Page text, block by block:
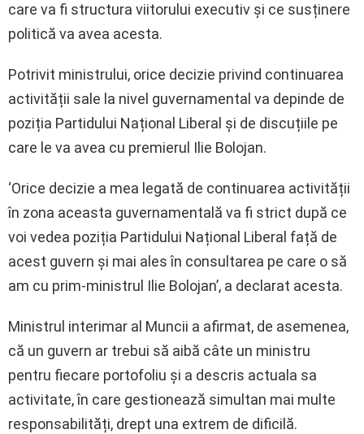
care va fi structura viitorului executiv și ce susținere
politică va avea acesta.
Potrivit ministrului, orice decizie privind continuarea
activității sale la nivel guvernamental va depinde de
poziția Partidului Național Liberal și de discuțiile pe
care le va avea cu premierul Ilie Bolojan.
‘Orice decizie a mea legată de continuarea activității
în zona aceasta guvernamentală va fi strict după ce
voi vedea poziția Partidului Național Liberal față de
acest guvern și mai ales în consultarea pe care o să
am cu prim-ministrul Ilie Bolojan’, a declarat acesta.
Ministrul interimar al Muncii a afirmat, de asemenea,
că un guvern ar trebui să aibă câte un ministru
pentru fiecare portofoliu și a descris actuala sa
activitate, în care gestionează simultan mai multe
responsabilități, drept una extrem de dificilă.